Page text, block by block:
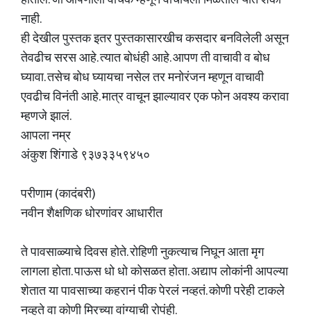
नाही.
ही देखील पुस्तक इतर पुस्तकासारखीच कसदार बनविलेली असून
तेवढीच सरस आहे. त्यात बोधंही आहे. आपण ती वाचावी व बोध
घ्यावा. तसेच बोध घ्यायचा नसेल तर मनोरंजन म्हणून वाचावी
एवढीच विनंती आहे. मात्र वाचून झाल्यावर एक फोन अवश्य करावा
म्हणजे झालं.
आपला नम्र
अंकुश शिंगाडे ९३७३३५९४५०
परीणाम (कादंबरी)
नवीन शैक्षणिक धोरणांवर आधारीत
ते पावसाळ्याचे दिवस होते. रोहिणी नुकत्याच निघून आता मृग
लागला होता. पाऊस धो धो कोसळत होता. अद्याप लोकांनी आपल्या
शेतात या पावसाच्या कहरानं पीक पेरलं नव्हतं. कोणी परेही टाकले
नव्हते वा कोणी मिरच्या वांग्याची रोपंही.